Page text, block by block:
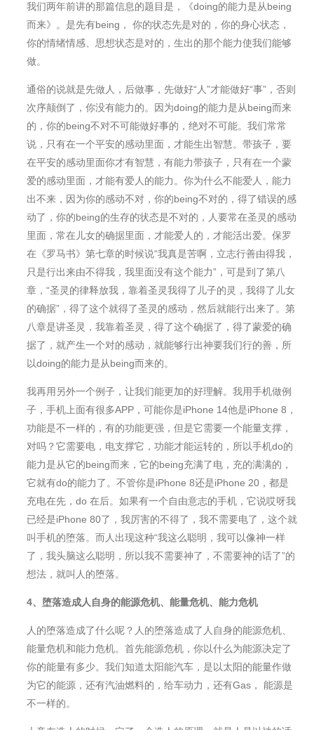
我们两年前讲的那篇信息的题目是，《doing的能力是从being
而来》。是先有being， 你的状态先是对的，你的身心状态，
你的情绪情感、思想状态是对的，生出的那个能力使我们能够
做。
通俗的说就是先做人，后做事，先做好“人”才能做好“事”，否则
次序颠倒了，你没有能力的。因为doing的能力是从being而来
的，你的being不对不可能做好事的，绝对不可能。我们常常
说，只有在一个平安的感动里面，才能生出智慧。带孩子，要
在平安的感动里面你才有智慧，有能力带孩子，只有在一个蒙
爱的感动里面，才能有爱人的能力。你为什么不能爱人，能力
出不来，因为你的感动不对，你的being不对的，得了错误的感
动了，你的being的生存的状态是不对的，人要常在圣灵的感动
里面，常在儿女的确据里面，才能爱人的，才能活出爱。保罗
在《罗⻢书》第七章的时候说“我真是苦啊，立志行善由得我，
只是行出来由不得我，我里面没有这个能力”，可是到了第八
章，“圣灵的律释放我，靠着圣灵我得了儿子的灵，我得了儿女
的确据”，得了这个就得了圣灵的感动，然后就能行出来了。第
八章是讲圣灵，我靠着圣灵，得了这个确据了，得了蒙爱的确
据了，就产生一个对的感动，就能够行出神要我们行的善，所
以doing的能力是从being而来的。
我再用另外一个例子，让我们能更加的好理解。我用手机做例
子，手机上面有很多APP，可能你是iPhone 14他是iPhone 8，
功能是不一样的，有的功能更强，但是它需要一个能量支撑，
对吗？它需要电，电支撑它，功能才能运转的，所以手机do的
能力是从它的being而来，它的being充满了电，充的满满的，
它就有do的能力了。不管你是iPhone 8还是iPhone 20，都是
充电在先，do 在后。如果有一个自由意志的手机，它说哎呀我
已经是iPhone 80了，我厉害的不得了，我不需要电了，这个就
叫手机的堕落。而人出现这种“我这么聪明，我可以像神一样
了，我头脑这么聪明，所以我不需要神了，不需要神的话了”的
想法，就叫人的堕落。
4、堕落造成人自身的能源危机、 能量危机、 能力危机
人的堕落造成了什么呢？人的堕落造成了人自身的能源危机、
能量危机和能力危机。首先能源危机，你以什么为能源决定了
你的能量有多少。我们知道太阳能汽⻋，是以太阳的能量作做
为它的能源，还有汽油燃料的，给车动力，还有Gas， 能源是
不一样的。